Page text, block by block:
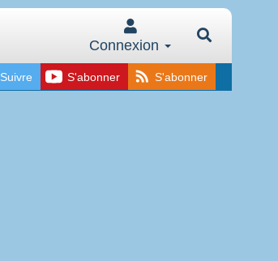
Connexion
Suivre S'abonner S'abonner